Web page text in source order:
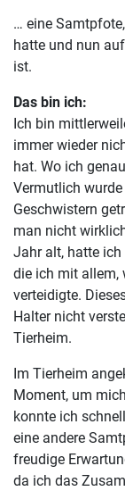
… eine
hatte und nun
ist.
Das bin ich:
Ich bin
immer wieder
hat. Wo ich
Vermutlich
Geschwistern
man nicht
Jahr alt, hatte ich
die ich mit allem,
verteidigte.
Halter nicht
Tierheim.
Im Tierheim
Moment, um
konnte ich
eine andere
freudige
da ich das